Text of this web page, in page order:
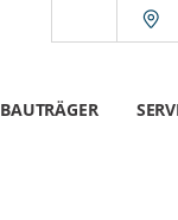
BAUTRÄGER